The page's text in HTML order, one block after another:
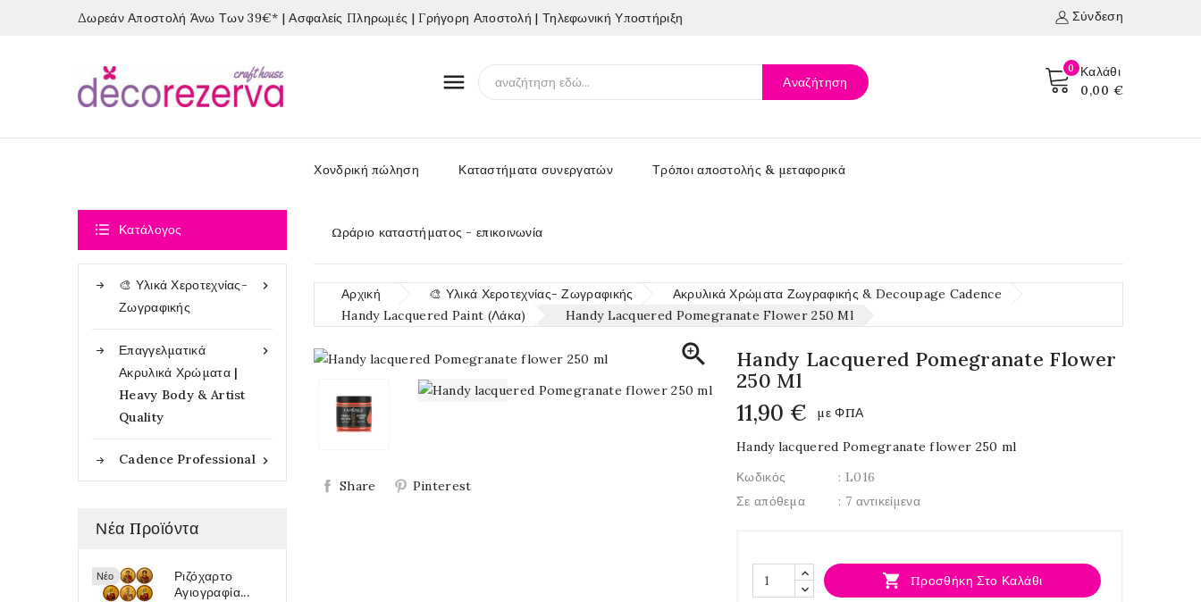
Δωρεάν Αποστολή Άνω Των 39€* | Ασφαλείς Πληρωμές | Γρήγορη Αποστολή | Τηλεφωνική Υποστήριξη Σύνδεση
0
Καλάθι
0,00 €
 Αναζήτηση
Χονδρική πώληση Καταστήματα συνεργατών Τρόποι αποστολής & μεταφορικά
Ωράριο καταστήματος - επικοινωνία
 Κατάλογος

🎨 Υλικά Χεροτεχνίας-
Ζωγραφικής

Επαγγελματικά
Ακρυλικά Χρώματα |
Heavy Body & Artist
Quality

Cadence Professional
Νέα Προϊόντα
Νέο
Ριζόχαρτο
Αγιογραφία...
Αρχική 🎨 Υλικά Χεροτεχνίας- Ζωγραφικής
Ακρυλικά Χρώματα Ζωγραφικής & Decoupage Cadence
Handy Lacquered Paint (Λάκα)
Handy Lacquered Pomegranate Flower 250 Ml

Share Pinterest
Handy Lacquered Pomegranate Flower
250 Ml
11,90 € με ΦΠΑ
Handy lacquered Pomegranate flower 250 ml
Κωδικός
: L016
Σε απόθεμα
: 7 αντικείμενα
 Προσθήκη Στο Καλάθι